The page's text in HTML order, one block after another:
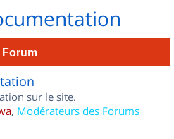
Forum
sur le site.
, Modérateurs des Forums